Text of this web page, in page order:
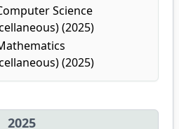
Science
(2025)
(2025)
2025